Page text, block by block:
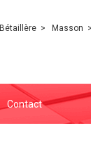
Bétaillère Masson
Contact